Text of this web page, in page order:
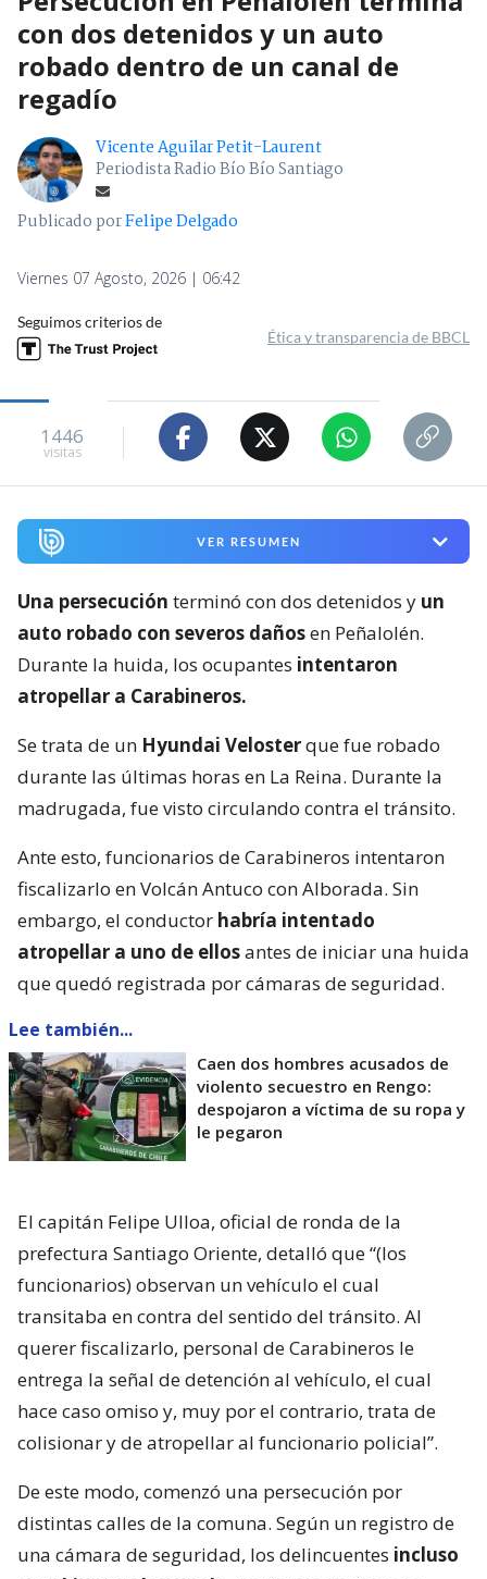
con dos detenidos y un auto
robado dentro de un canal de
regadío
Vicente Aguilar Petit-Laurent
Periodista Radio Bío Bío Santiago
Publicado porFelipe Delgado
Viernes 07 Agosto, 2026 | 06:42
Seguimos criterios de
Ética y transparencia de BBCL
1446
visitas
VER RESUMEN
Una persecución terminó con dos detenidos y un
auto robado con severos dañosen Peñalolén.
Durante la huida, los ocupantes intentaron
atropellar a Carabineros.
Se trata de un Hyundai Velosterque fue robado
durante las últimas horas en La Reina. Durante la
madrugada, fue visto circulando contra el tránsito.
Ante esto, funcionarios de Carabineros intentaron
fiscalizarlo en Volcán Antuco con Alborada. Sin
embargo, el conductor habría intentado
atropellar a uno de ellosantes de iniciar una huida
que quedó registrada por cámaras de seguridad.
Lee también...
Caen dos hombres acusados de
violento secuestro en Rengo:
despojaron a víctima de su ropa y
le pegaron
El capitán Felipe Ulloa, oficial de ronda de la
prefectura Santiago Oriente, detalló que “(los
funcionarios) observan un vehículo el cual
transitaba en contra del sentido del tránsito. Al
querer fiscalizarlo, personal de Carabineros le
entrega la señal de detención al vehículo, el cual
hace caso omiso y, muy por el contrario, trata de
colisionar y de atropellar al funcionario policial”.
De este modo, comenzó una persecución por
distintas calles de la comuna. Según un registro de
una cámara de seguridad, los delincuentes incluso